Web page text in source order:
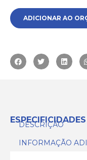
ADICIONAR AO
DESCRIÇÃO
INFORMAÇÃO